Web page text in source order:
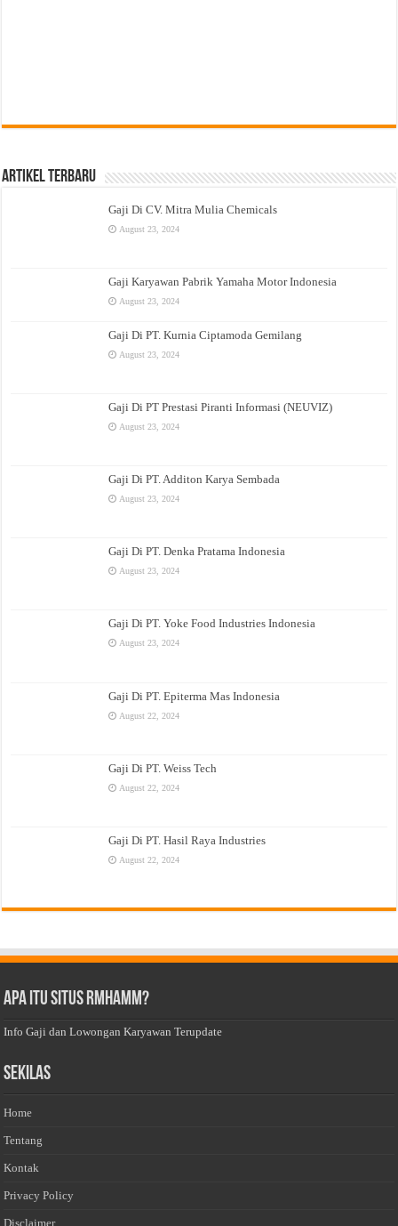
Artikel Terbaru
Gaji Di CV. Mitra Mulia Chemicals
August 23, 2024
Gaji Karyawan Pabrik Yamaha Motor Indonesia
August 23, 2024
Gaji Di PT. Kurnia Ciptamoda Gemilang
August 23, 2024
Gaji Di PT Prestasi Piranti Informasi (NEUVIZ)
August 23, 2024
Gaji Di PT. Additon Karya Sembada
August 23, 2024
Gaji Di PT. Denka Pratama Indonesia
August 23, 2024
Gaji Di PT. Yoke Food Industries Indonesia
August 23, 2024
Gaji Di PT. Epiterma Mas Indonesia
August 22, 2024
Gaji Di PT. Weiss Tech
August 22, 2024
Gaji Di PT. Hasil Raya Industries
August 22, 2024
Apa Itu Situs Rmhamm?
Info Gaji dan Lowongan Karyawan Terupdate
Sekilas
Home
Tentang
Kontak
Privacy Policy
Disclaimer